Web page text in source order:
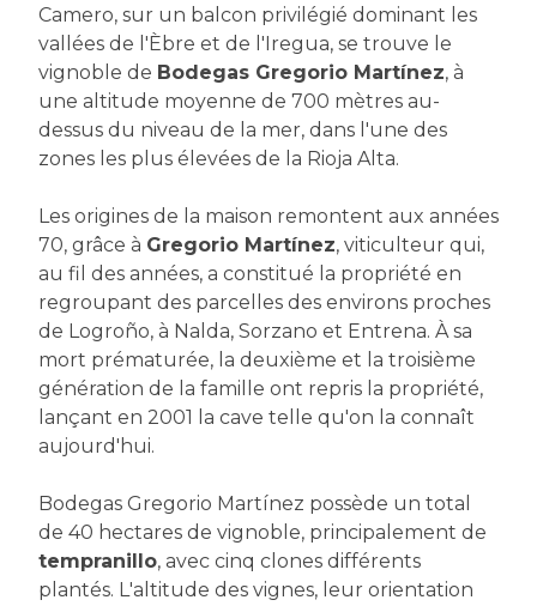
Camero, sur un balcon privilégié dominant les
vallées de l'Èbre et de l'Iregua, se trouve le
vignoble de Bodegas Gregorio Martínez, à
une altitude moyenne de 700 mètres au-
dessus du niveau de la mer, dans l'une des
zones les plus élevées de la Rioja Alta.
Les origines de la maison remontent aux années
70, grâce à Gregorio Martínez, viticulteur qui,
au fil des années, a constitué la propriété en
regroupant des parcelles des environs proches
de Logroño, à Nalda, Sorzano et Entrena. À sa
mort prématurée, la deuxième et la troisième
génération de la famille ont repris la propriété,
lançant en 2001 la cave telle qu'on la connaît
aujourd'hui.
Bodegas Gregorio Martínez possède un total
de 40 hectares de vignoble, principalement de
tempranillo, avec cinq clones différents
plantés. L'altitude des vignes, leur orientation